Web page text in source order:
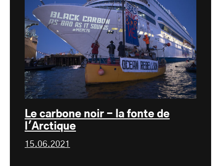
Le carbone noir - la fonte de
l'Arctique
15.06.2021